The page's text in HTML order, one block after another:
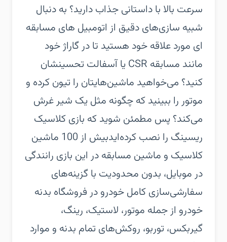
سرعت بالا با داستانی جذاب دارید؟ به دنبال
شبیه سازی‌های دقیق از اتومبیل های مسابقه
ای مورد علاقه خود هستید تا در گاراژ خود
مانند مسابقه CSR یا آسفالت تحسینشان
کنید؟ می‌خواهید ماشین‌هایتان را تیون کرده و
موتور را ببینید که چگونه مثل یک شیر غرش
می‌کند؟ پس مطمئن شوید که بازی کلاسیک
ریسینگ را نصب کرده‌اید‏بیش از 100 ماشین
کلاسیک و ماشین مسابقه در این بازی رانندگی
در موبایل، بدون محدودیت با گزینه‌های
سفارشی‌سازی کامل خودرو در فروشگاه بدنه
خودرو از جمله موتور، لاستیک، رینگ،
گیربکس، توربو، روکش‌های تمام بدنه و موارد